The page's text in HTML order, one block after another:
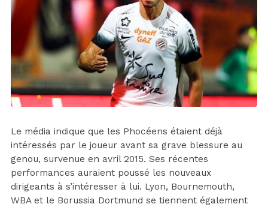
Le média indique que les Phocéens étaient déjà
intéressés par le joueur avant sa grave blessure au
genou, survenue en avril 2015. Ses récentes
performances auraient poussé les nouveaux
dirigeants à s’intéresser à lui. Lyon, Bournemouth,
WBA et le Borussia Dortmund se tiennent également